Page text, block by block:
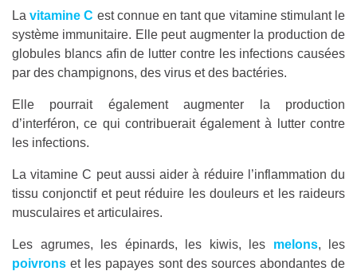
Lavitamine C est connue en tant que vitamine stimulant le
système immunitaire. Elle peut augmenter la production de
globules blancs afin de lutter contre les infections causées
par des champignons, des virus et des bactéries.
Elle pourrait également augmenter la production
d’interféron, ce qui contribuerait également à lutter contre
les infections.
La vitamine C peut aussi aider à réduire l’inflammation du
tissu conjonctif et peut réduire les douleurs et les raideurs
musculaires et articulaires.
Les agrumes, les épinards, les kiwis, les melons, les
poivrons et les papayes sont des sources abondantes de